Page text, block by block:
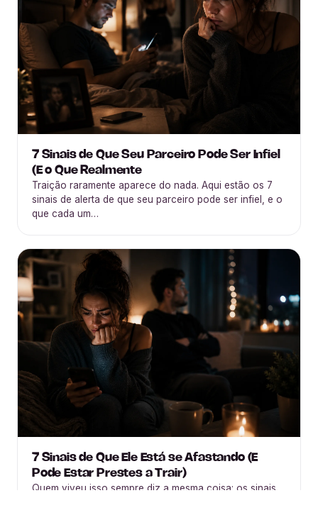
7 Sinais de Que Seu Parceiro Pode Ser Infiel
(E o Que Realmente
Traição raramente aparece do nada. Aqui estão os 7
sinais de alerta de que seu parceiro pode ser infiel, e o
que cada um…
7 Sinais de Que Ele Está se Afastando (E
Pode Estar Prestes a Trair)
Quem viveu isso sempre diz a mesma coisa: os sinais